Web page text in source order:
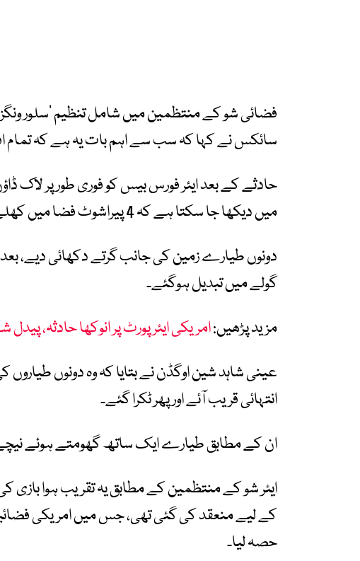
فضائی شو کے منتظمین میں شامل تنظیم ’سلور
سائکس نے کہا کہ سب سے اہم بات یہ ہے کہ تمام
حادثے کے بعد ایئر فورس بیس کو فوری طور پر لاک
میں دیکھا جا سکتا ہے کہ 4 پیراشوٹ فضا میں کھلے۔
دونوں طیارے زمین کی جانب گرتے دکھائی دیے،
گولے میں تبدیل ہوگئے۔
مزید پڑھیں:امریکی ایئرپورٹ پر انوکھا حادثہ،
عینی شاہد شین اوگڈن نے بتایا کہ وہ دونوں
انتہائی قریب آئے اور پھر ٹکرا گئے۔
ان کے مطابق طیارے ایک ساتھ گھومتے ہوئے
ایئر شو کے منتظمین کے مطابق یہ تقریب ہوا بازی
کے لیے منعقد کی گئی تھی، جس میں امریکی
حصہ لیا۔